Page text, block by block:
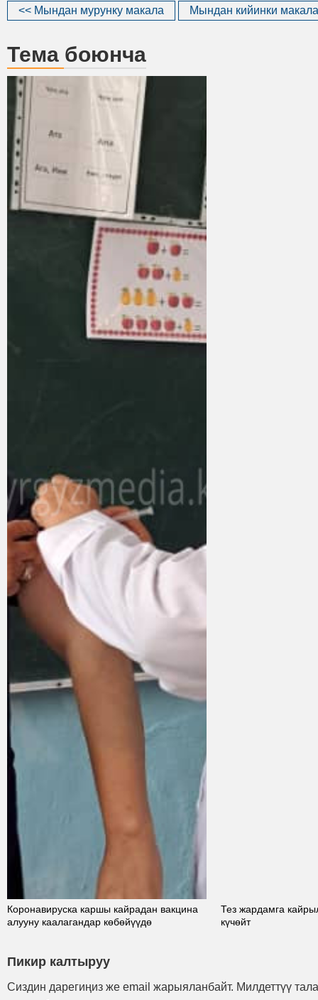
<< Мындан мурунку макала Мындан кийинки
Тема боюнча
Коронавируска каршы кайрадан вакцина
алууну каалагандар көбөйүүдө
Тез жардамга
күчөйт
Пикир калтыруу
Сиздин дарегиңиз же email жарыяланбайт. Милдеттүү